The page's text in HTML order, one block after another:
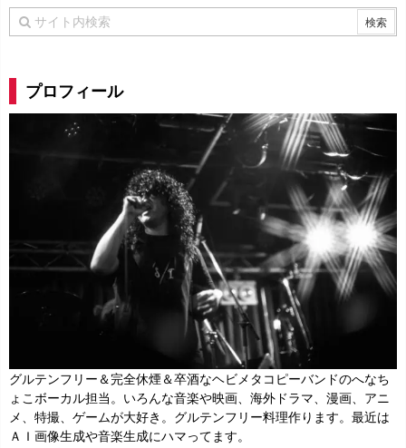
プロフィール
グルテンフリー＆完全休煙＆卒酒なヘビメタコピーバンドのへなち
ょこボーカル担当。いろんな音楽や映画、海外ドラマ、漫画、アニ
メ、特撮、ゲームが大好き。グルテンフリー料理作ります。最近は
ＡＩ画像生成や音楽生成にハマってます。